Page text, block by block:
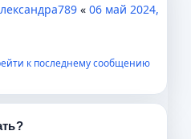
« 06 май 2024,
к последнему сообщению